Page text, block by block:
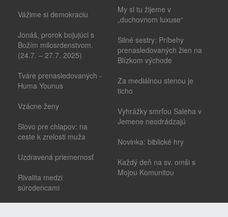
Vážime si demokraciu
Jonáš, prorok bojujúci s
Božím milosrdenstvom.
(24.7. – 27.7. 2025)
Tváre prenasledovaných -
Huma Younus
Vzácne ženy
Slovo pre chlapov: na
ceste k zrelosti muža
Uzdravená priemernosť
Rivalita medzi
súrodencami
My si tu žijeme v
„duchovnom luxuse“
Silné sestry: Príbehy
prenasledovaných žien na
Blízkom východe
Za mediálnou stenou je
ticho
Vyhrážky smrťou Saleha v
Jemene neodrádzajú
Novinka: biblické hry
Každý deň na sv. omši s
Mojou Komunitou